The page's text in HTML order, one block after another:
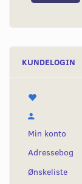
KUNDELOGIN
Min konto
Adressebog
Ønskeliste